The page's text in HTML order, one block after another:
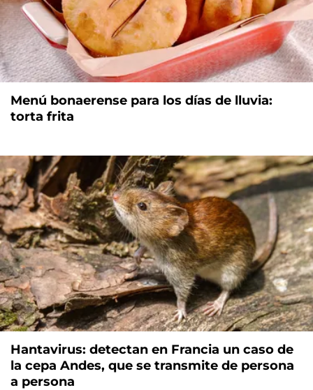
Menú bonaerense para los días de lluvia:
torta frita
Hantavirus: detectan en Francia un caso de
la cepa Andes, que se transmite de persona
a persona